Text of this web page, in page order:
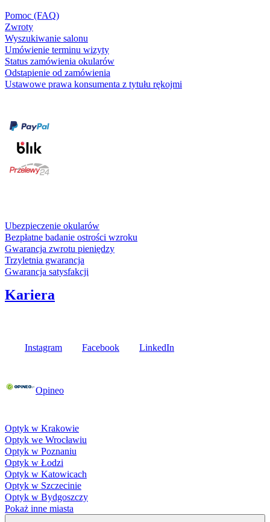
Pomoc (FAQ)
Zwroty
Wyszukiwanie salonu
Umówienie terminu wizyty
Status zamówienia okularów
Odstąpienie od zamówienia
Ustawowe prawa konsumenta z tytułu rękojmi
Ubezpieczenie okularów
Bezpłatne badanie ostrości wzroku
Gwarancja zwrotu pieniędzy
Trzyletnia gwarancja
Gwarancja satysfakcji
Kariera
Instagram Facebook LinkedIn
Opineo
Optyk w Krakowie
Optyk we Wrocławiu
Optyk w Poznaniu
Optyk w Łodzi
Optyk w Katowicach
Optyk w Szczecinie
Optyk w Bydgoszczy
Pokaż inne miasta